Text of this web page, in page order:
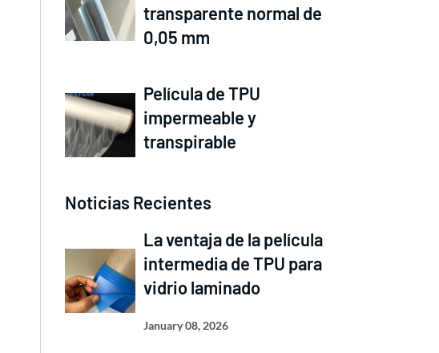
transparente normal de
0,05 mm
Película de TPU
impermeable y
transpirable
Noticias Recientes
La ventaja de la película
intermedia de TPU para
vidrio laminado
January 08, 2026